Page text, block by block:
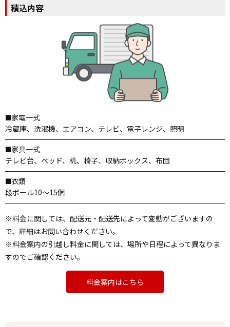
積込内容
家電一式
冷蔵庫、洗濯機、エアコン、テレビ、電子レンジ、照明
家具一式
テレビ台、ベッド、机、椅子、収納ボックス、布団
衣類
段ボール10～15個
※料金に関しては、配送元・配送先によって変動がございますの
で、詳細はお問い合わせください。
※料金案内の引越し料金に関しては、場所や日程によって異なりま
すのでご確認ください。
料金案内はこちら